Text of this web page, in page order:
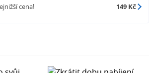
cena! 149 Kč